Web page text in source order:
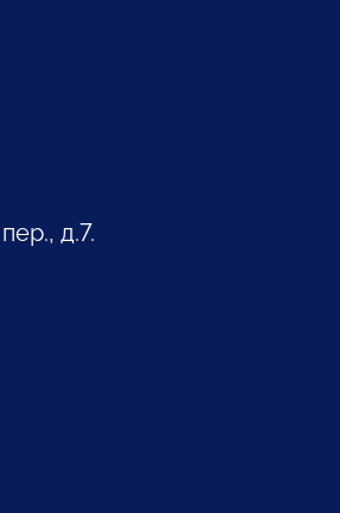
д.7.